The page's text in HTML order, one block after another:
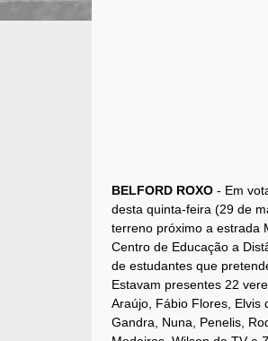
BELFORD ROXO - Em
desta quinta-feira (29 de
terreno próximo a estrada
Centro de Educação a
de estudantes que
Estavam presentes 22
Araújo, Fábio Flores, Elvis
Gandra, Nuna, Penelis,